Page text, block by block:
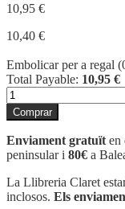
10,95 €
10,40 €
Embolicar per a regal (
Total Payable: 10,95 €
quantitat
de
QUATRE
LLUNES
1.
MAREES
DE
MÀGIA
Comprar
Enviament gratuït en
peninsular i 80€ a
La Llibreria Claret
inclosos. Els